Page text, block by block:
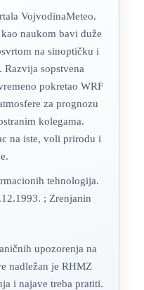
VojvodinaMeteo.
naukom bavi duže
na sinoptičku i
sopstvena
pokretao WRF
za prognozu
kolegama.
na iste, voli prirodu i
tehnologija.
; Zrenjanin
upozorenja na
nadležan je RHMZ
i najave treba pratiti.